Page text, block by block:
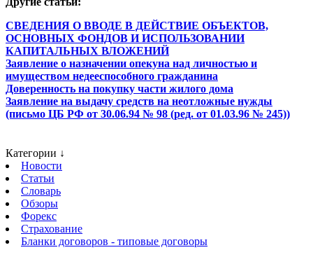
СВЕДЕНИЯ О ВВОДЕ В ДЕЙСТВИЕ ОБЪЕКТОВ,
ОСНОВНЫХ ФОНДОВ И ИСПОЛЬЗОВАНИИ
КАПИТАЛЬНЫХ ВЛОЖЕНИЙ
Заявление о назначении опекуна над личностью и
имуществом недееспособного гражданина
Доверенность на покупку части жилого дома
Заявление на выдачу средств на неотложные нужды
(письмо ЦБ РФ от 30.06.94 № 98 (ред. от 01.03.96 № 245))
Категории ↓
Новости
Статьи
Словарь
Обзоры
Форекс
Страхование
Бланки договоров - типовые договоры